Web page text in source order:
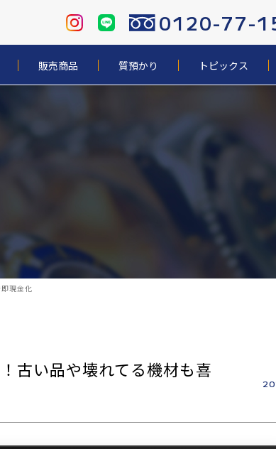
0120-77-
販売商品 質預かり トピックス
現金化
古い品や壊れてる機材も喜